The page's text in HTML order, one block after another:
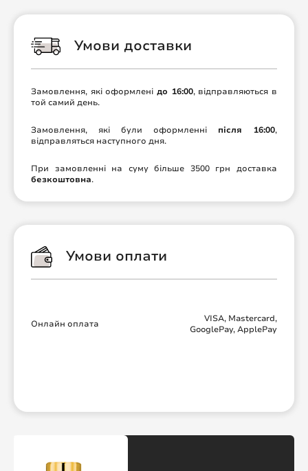
Умови доставки
Замовлення, які оформлені до 16:00, відправляються в
той самий день.
Замовлення, які були оформленні після 16:00,
відправляться наступного дня.
При замовленні на суму більше 3500 грн доставка
безкоштовна.
Умови оплати
Онлайн оплата
VISA, Mastercard,
GooglePay, ApplePay